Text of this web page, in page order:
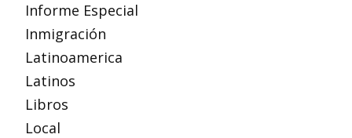
Informe Especial
Inmigración
Latinoamerica
Latinos
Libros
Local